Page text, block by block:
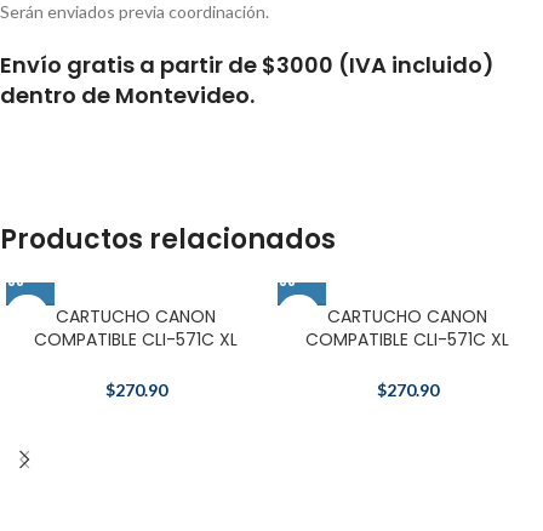
Serán enviados previa coordinación.
Envío gratis a partir de $3000 (IVA incluido)
dentro de Montevideo.
Productos relacionados
CARTUCHO CANON
COMPATIBLE CLI-571C XL
$270.90
CARTUCHO CANON
COMPATIBLE CLI-571C XL
$270.90